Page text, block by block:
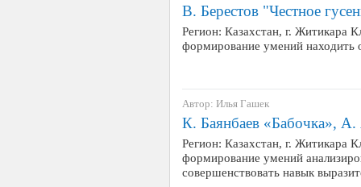
В. Берестов "Честное
Регион: Казахстан, г. Житикара
формирование умений находить
Автор: Илья Гашек
К. Баянбаев «Бабочка»,
Регион: Казахстан, г. Житикара
формирование умений
совершенствовать навык